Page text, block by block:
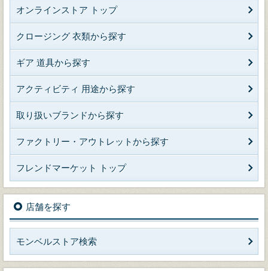
オンラインストア トップ
クロージング 衣類から探す
ギア 道具から探す
アクティビティ 用途から探す
取り扱いブランドから探す
ファクトリー・アウトレットから探す
フレンドマーケット トップ
店舗を探す
モンベルストア検索